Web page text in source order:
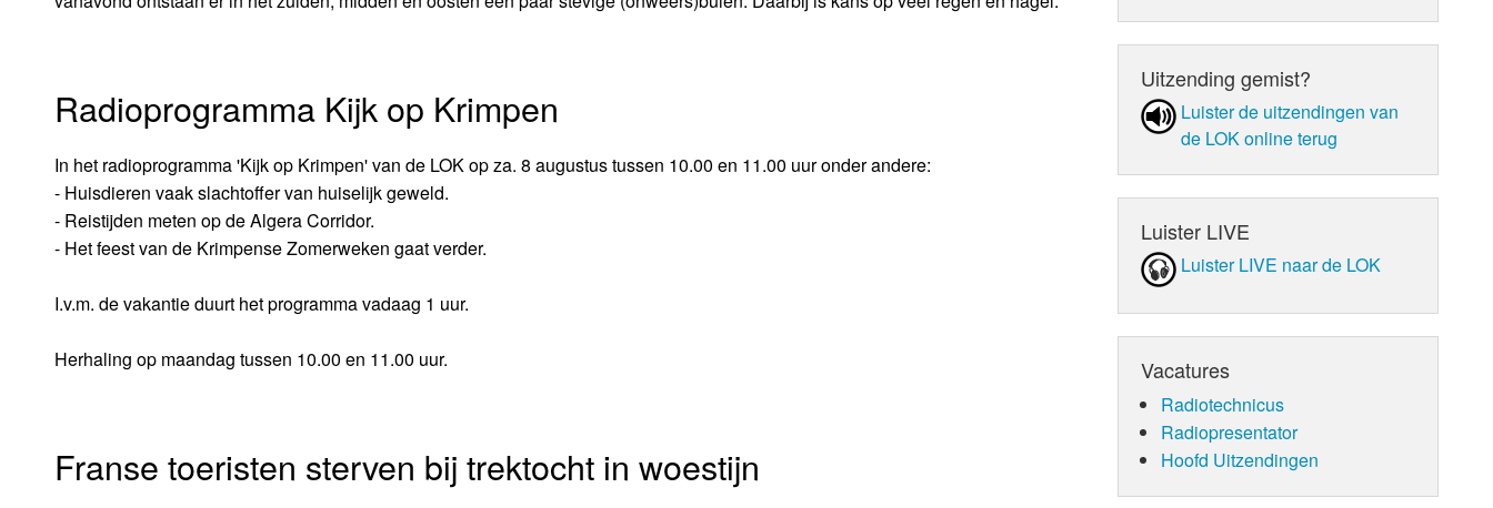
Radioprogramma Kijk op Krimpen
In het radioprogramma 'Kijk op Krimpen' van de LOK op za. 8 augustus tussen 10.00 en 11.00 uur onder andere:
- Huisdieren vaak slachtoffer van huiselijk geweld.
- Reistijden meten op de Algera Corridor.
- Het feest van de Krimpense Zomerweken gaat verder.
I.v.m. de vakantie duurt het programma vadaag 1 uur.
Herhaling op maandag tussen 10.00 en 11.00 uur.
Franse toeristen sterven bij trektocht in woestijn
Uitzending gemist?
Luister de uit­zen­din­gen van
de LOK online terug
Luister LIVE
Luister LIVE naar de LOK
Vacatures
Radiotechnicus
Radiopresentator
Hoofd Uitzendingen